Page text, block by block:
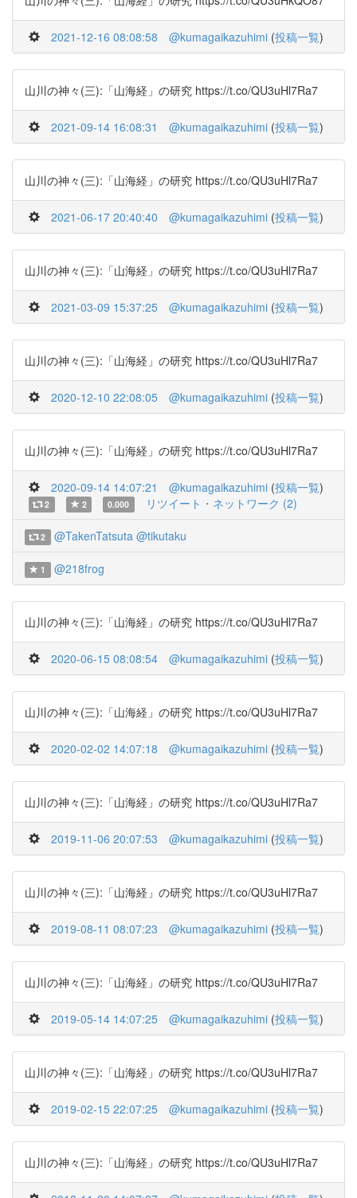
2021-12-16 08:08:58 @kumagaikazuhimi (投稿一覧)
山川の神々(三):「山海経」の研究 https://t.co/QU3uHl7Ra7
2021-09-14 16:08:31 @kumagaikazuhimi (投稿一覧)
山川の神々(三):「山海経」の研究 https://t.co/QU3uHl7Ra7
2021-06-17 20:40:40 @kumagaikazuhimi (投稿一覧)
山川の神々(三):「山海経」の研究 https://t.co/QU3uHl7Ra7
2021-03-09 15:37:25 @kumagaikazuhimi (投稿一覧)
山川の神々(三):「山海経」の研究 https://t.co/QU3uHl7Ra7
2020-12-10 22:08:05 @kumagaikazuhimi (投稿一覧)
山川の神々(三):「山海経」の研究 https://t.co/QU3uHl7Ra7
2020-09-14 14:07:21 @kumagaikazuhimi (投稿一覧)
2 2 0.000 リツイート・ネットワーク (2)
2 @TakenTatsuta @tikutaku
1 @218frog
山川の神々(三):「山海経」の研究 https://t.co/QU3uHl7Ra7
2020-06-15 08:08:54 @kumagaikazuhimi (投稿一覧)
山川の神々(三):「山海経」の研究 https://t.co/QU3uHl7Ra7
2020-02-02 14:07:18 @kumagaikazuhimi (投稿一覧)
山川の神々(三):「山海経」の研究 https://t.co/QU3uHl7Ra7
2019-11-06 20:07:53 @kumagaikazuhimi (投稿一覧)
山川の神々(三):「山海経」の研究 https://t.co/QU3uHl7Ra7
2019-08-11 08:07:23 @kumagaikazuhimi (投稿一覧)
山川の神々(三):「山海経」の研究 https://t.co/QU3uHl7Ra7
2019-05-14 14:07:25 @kumagaikazuhimi (投稿一覧)
山川の神々(三):「山海経」の研究 https://t.co/QU3uHl7Ra7
2019-02-15 22:07:25 @kumagaikazuhimi (投稿一覧)
山川の神々(三):「山海経」の研究 https://t.co/QU3uHl7Ra7